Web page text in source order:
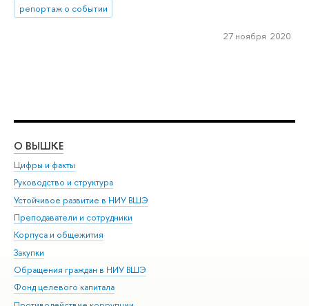
репортаж о событии
27 ноября 2020
О ВЫШКЕ
Цифры и факты
Руководство и структура
Устойчивое развитие в НИУ ВШЭ
Преподаватели и сотрудники
Корпуса и общежития
Закупки
Обращения граждан в НИУ ВШЭ
Фонд целевого капитала